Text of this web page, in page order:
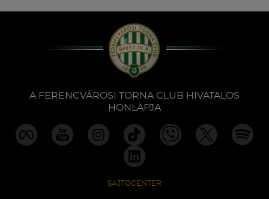
A FERENCVÁROSI TORNA CLUB HIVATALOS
HONLAPJA
SAJTÓCENTER